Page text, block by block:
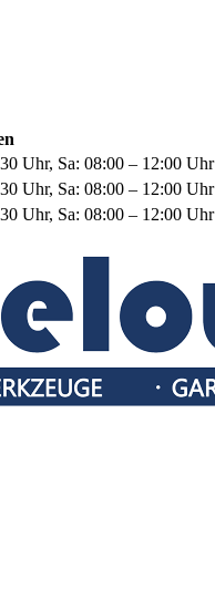
Uhr, Sa: 08:00 – 12:00 Uhr
Uhr, Sa: 08:00 – 12:00 Uhr
Uhr, Sa: 08:00 – 12:00 Uhr